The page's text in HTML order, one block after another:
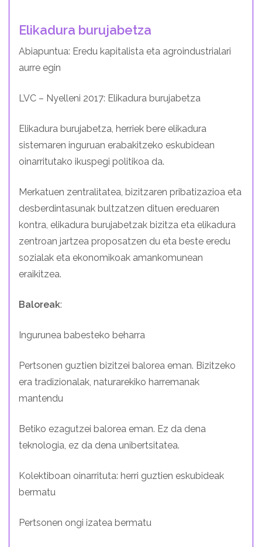
Elikadura burujabetza
Abiapuntua: Eredu kapitalista eta agroindustrialari
aurre egin
LVC – Nyelleni 2017: Elikadura burujabetza
Elikadura burujabetza, herriek bere elikadura
sistemaren inguruan erabakitzeko eskubidean
oinarritutako ikuspegi politikoa da.
Merkatuen zentralitatea, bizitzaren pribatizazioa eta
desberdintasunak bultzatzen dituen ereduaren
kontra, elikadura burujabetzak bizitza eta elikadura
zentroan jartzea proposatzen du eta beste eredu
sozialak eta ekonomikoak amankomunean
eraikitzea.
Baloreak:
Ingurunea babesteko beharra
Pertsonen guztien bizitzei balorea eman. Bizitzeko
era tradizionalak, naturarekiko harremanak
mantendu
Betiko ezagutzei balorea eman. Ez da dena
teknologia, ez da dena unibertsitatea.
Kolektiboan oinarrituta: herri guztien eskubideak
bermatu
Pertsonen ongi izatea bermatu